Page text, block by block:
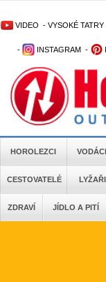
VIDEO - VYSOKÉ TATRY
- INSTAGRAM -
HOROLEZCI VODÁCI
CESTOVATELÉ LYŽAŘI
ZDRAVÍ JÍDLO A PITÍ